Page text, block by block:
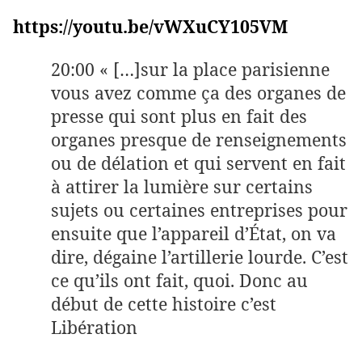
https://youtu.be/vWXuCY105VM
20:00 « […]sur la place parisienne
vous avez comme ça des organes de
presse qui sont plus en fait des
organes presque de renseignements
ou de délation et qui servent en fait
à attirer la lumière sur certains
sujets ou certaines entreprises pour
ensuite que l’appareil d’État, on va
dire, dégaine l’artillerie lourde. C’est
ce qu’ils ont fait, quoi. Donc au
début de cette histoire c’est
Libération